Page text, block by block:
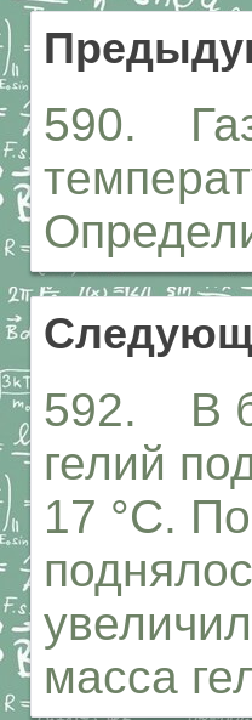
590.
592. В
гелий
17 °С.
масса